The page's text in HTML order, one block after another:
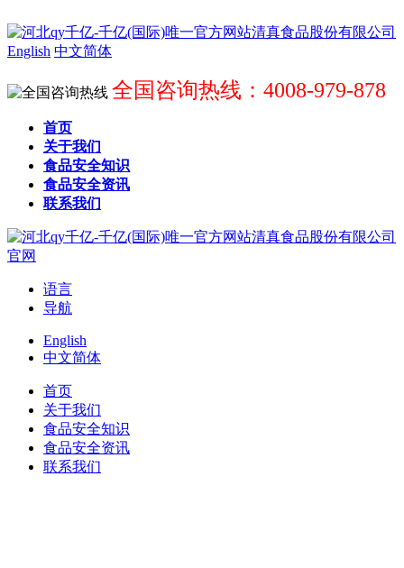
English 中文简体
全国咨询热线：4008-979-878
首页
关于我们
食品安全知识
食品安全资讯
联系我们
语言
导航
English
中文简体
首页
关于我们
食品安全知识
食品安全资讯
联系我们